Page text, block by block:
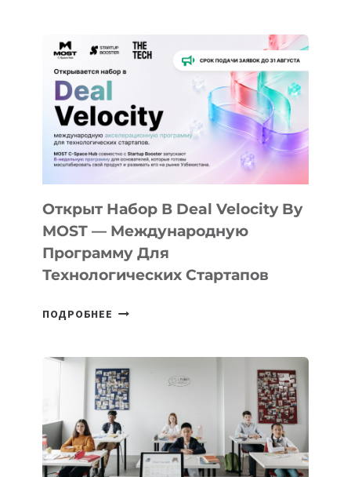
АЛМАТЫ:
AI
YOUTH
CAMP
ДАЛ
30
ПОДРОСТКАМ
БИЛЕТ
В
ПРЕДПРИНИМАТЕЛЬСТВО
Открыт Набор В Deal Velocity By
MOST — Международную
Программу Для
Технологических Стартапов
ПОДРОБНЕЕ ОТКРЫТ
DEAL
VELOCITY
BY
MOST
—
МЕЖДУНАРОДНУЮ